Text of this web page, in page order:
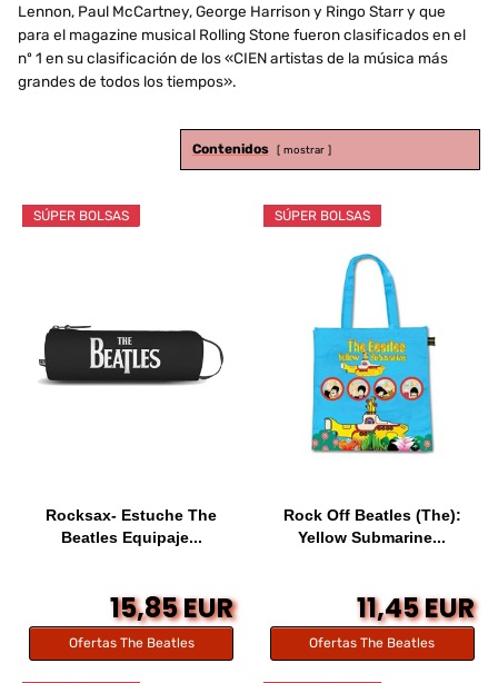
Lennon, Paul McCartney, George Harrison y Ringo Starr y que
para el magazine musical Rolling Stone fueron clasificados en el
nº 1 en su clasificación de los «CIEN artistas de la música más
grandes de todos los tiempos».
Contenidos mostrar
SÚPER BOLSAS
Rocksax- Estuche The
Beatles Equipaje...
15,85 EUR
Ofertas The Beatles
SÚPER BOLSAS
Rock Off Beatles (The):
Yellow Submarine...
11,45 EUR
Ofertas The Beatles